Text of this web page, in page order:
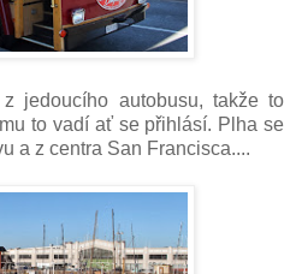
jedoucího autobusu, takže to
to vadí ať se přihlásí. Plha se
a z centra San Francisca....